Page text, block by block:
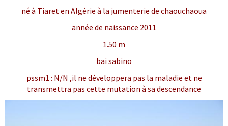
né à Tiaret en Algérie à la jumenterie de chaouchaoua
année de naissance 2011
1.50 m
bai sabino
pssm1 : N/N ,il ne développera pas la maladie et ne
transmettra pas cette mutation à sa descendance